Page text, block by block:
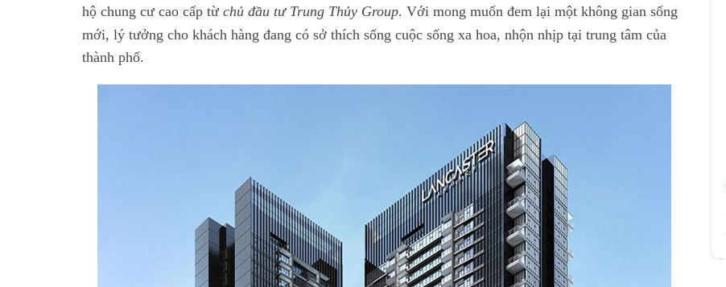
hộ chung cư cao cấp từ chủ đầu tư Trung Thủy Group. Với mong muốn đem lại một không gian sống
mới, lý tưởng cho khách hàng đang có sở thích sống cuộc sống xa hoa, nhộn nhịp tại trung tâm của
thành phố.